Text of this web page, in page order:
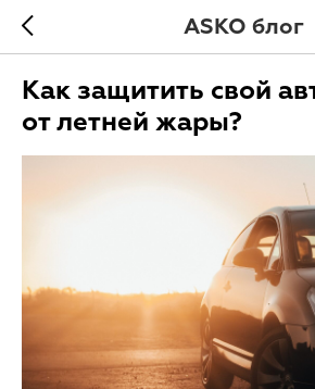
ASKO блог
Как защитить свой
от летней жары?